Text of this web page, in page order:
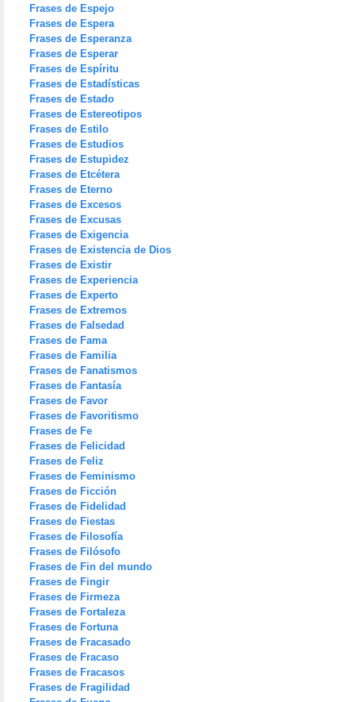
Frases de Espejo
Frases de Espera
Frases de Esperanza
Frases de Esperar
Frases de Espíritu
Frases de Estadísticas
Frases de Estado
Frases de Estereotipos
Frases de Estilo
Frases de Estudios
Frases de Estupidez
Frases de Etcétera
Frases de Eterno
Frases de Excesos
Frases de Excusas
Frases de Exigencia
Frases de Existencia de Dios
Frases de Existir
Frases de Experiencia
Frases de Experto
Frases de Extremos
Frases de Falsedad
Frases de Fama
Frases de Familia
Frases de Fanatismos
Frases de Fantasía
Frases de Favor
Frases de Favoritismo
Frases de Fe
Frases de Felicidad
Frases de Feliz
Frases de Feminismo
Frases de Ficción
Frases de Fidelidad
Frases de Fiestas
Frases de Filosofía
Frases de Filósofo
Frases de Fin del mundo
Frases de Fingir
Frases de Firmeza
Frases de Fortaleza
Frases de Fortuna
Frases de Fracasado
Frases de Fracaso
Frases de Fracasos
Frases de Fragilidad